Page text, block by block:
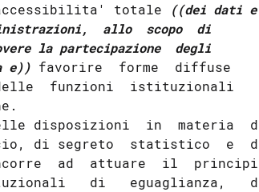
totale
((dei dati e
allo  scopo  di
la partecipazione  degli
e)) favorire  forme  diffuse
funzioni  istituzionali   e
disposizioni  in  materia  di
di segreto  statistico  e  di
ad  attuare  il  principio
di   eguaglianza,   di